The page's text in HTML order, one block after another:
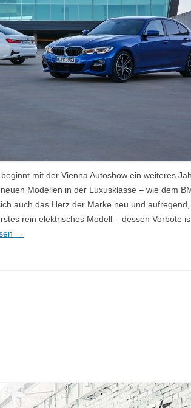
mit der Vienna Autoshow ein weiteres
Modellen in der Luxusklasse – wie dem
auch das Herz der Marke neu und
rein elektrisches Modell – dessen Vorbote
→